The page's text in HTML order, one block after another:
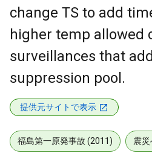
change TS to add
higher temp allowed
surveillances that
suppression pool.
提供元サイトで表示
福島第一原発事故 (2011) 震災